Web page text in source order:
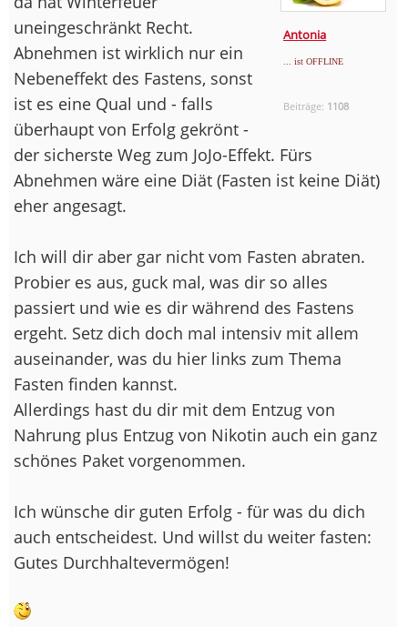
Antonia
... ist OFFLINE
Beiträge: 1108
uneingeschränkt Recht.
Abnehmen ist wirklich nur ein
Nebeneffekt des Fastens, sonst
ist es eine Qual und - falls
überhaupt von Erfolg gekrönt -
der sicherste Weg zum JoJo-Effekt. Fürs
Abnehmen wäre eine Diät (Fasten ist keine Diät)
eher angesagt.
Ich will dir aber gar nicht vom Fasten abraten.
Probier es aus, guck mal, was dir so alles
passiert und wie es dir während des Fastens
ergeht. Setz dich doch mal intensiv mit allem
auseinander, was du hier links zum Thema
Fasten finden kannst.
Allerdings hast du dir mit dem Entzug von
Nahrung plus Entzug von Nikotin auch ein ganz
schönes Paket vorgenommen.
Ich wünsche dir guten Erfolg - für was du dich
auch entscheidest. Und willst du weiter fasten:
Gutes Durchhaltevermögen!